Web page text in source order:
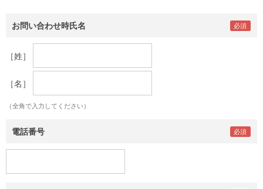
お問い合わせ時氏名
［姓］
［名］
（全角で入力してください）
電話番号